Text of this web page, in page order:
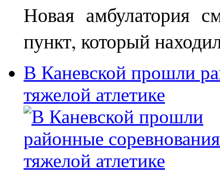
Новая амбулатория
пункт, который
В Каневской прошли
тяжелой атлетике